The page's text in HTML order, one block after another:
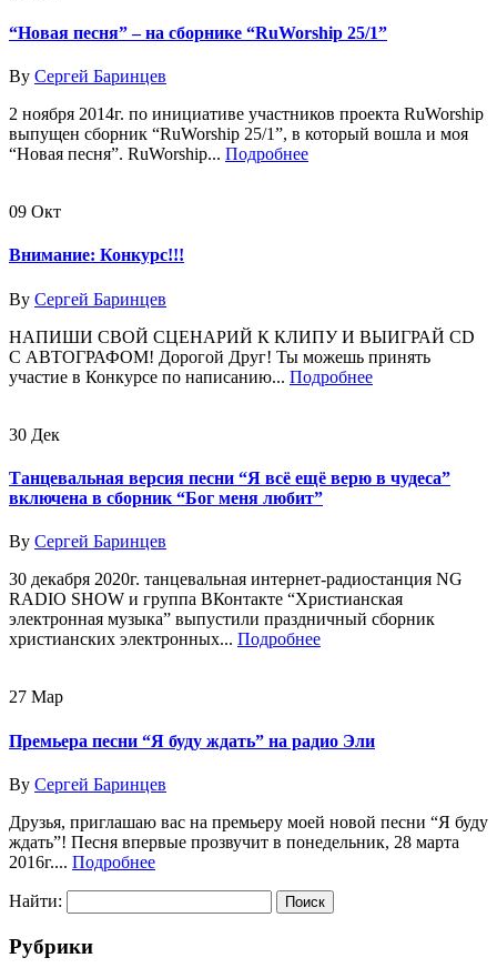
“Новая песня” – на сборнике “RuWorship 25/1”
By Сергей Баринцев
2 ноября 2014г. по инициативе участников проекта RuWorship
выпущен сборник “RuWorship 25/1”, в который вошла и моя
“Новая песня”. RuWorship... Подробнее
09 Окт
Внимание: Конкурс!!!
By Сергей Баринцев
НАПИШИ СВОЙ СЦЕНАРИЙ К КЛИПУ И ВЫИГРАЙ CD
С АВТОГРАФОМ! Дорогой Друг! Ты можешь принять
участие в Конкурсе по написанию... Подробнее
30 Дек
Танцевальная версия песни “Я всё ещё верю в чудеса”
включена в сборник “Бог меня любит”
By Сергей Баринцев
30 декабря 2020г. танцевальная интернет-радиостанция NG
RADIO SHOW и группа ВКонтакте “Христианская
электронная музыка” выпустили праздничный сборник
христианских электронных... Подробнее
27 Мар
Премьера песни “Я буду ждать” на радио Эли
By Сергей Баринцев
Друзья, приглашаю вас на премьеру моей новой песни “Я буду
ждать”! Песня впервые прозвучит в понедельник, 28 марта
2016г.... Подробнее
Найти:
Рубрики